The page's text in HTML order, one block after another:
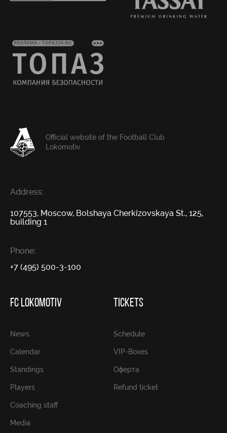
РЕКЛАМА • TOPAZ24.RU
Official website of the Football Club
Lokomotiv
Address:
107553, Moscow, Bolshaya Cherkizovskaya St., 125,
building 1
Phone:
+7 (495) 500-3-100
FC LOKOMOTIV
News
Calendar
Standings
Players
Coaching staff
Media
TICKETS
Schedule
VIP-Boxes
Оферта
Refund ticket